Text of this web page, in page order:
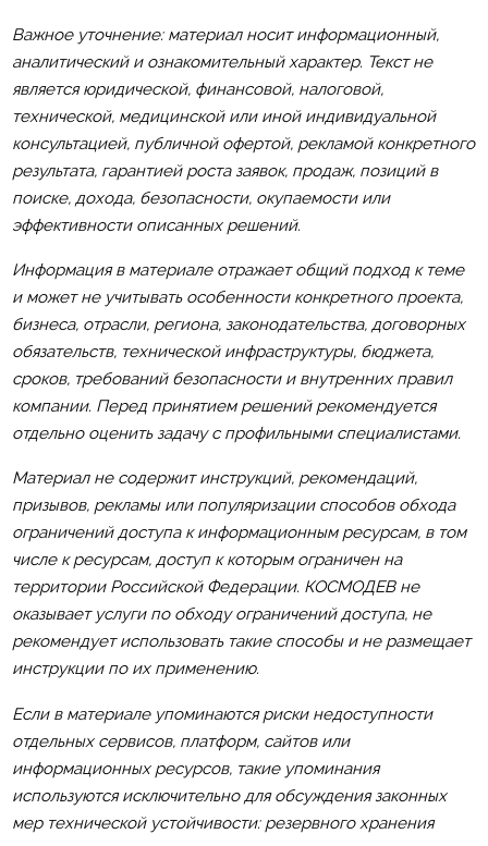
Важное уточнение: материал носит информационный,
аналитический и ознакомительный характер. Текст не
является юридической, финансовой, налоговой,
технической, медицинской или иной индивидуальной
консультацией, публичной офертой, рекламой конкретного
результата, гарантией роста заявок, продаж, позиций в
поиске, дохода, безопасности, окупаемости или
эффективности описанных решений.
Информация в материале отражает общий подход к теме
и может не учитывать особенности конкретного проекта,
бизнеса, отрасли, региона, законодательства, договорных
обязательств, технической инфраструктуры, бюджета,
сроков, требований безопасности и внутренних правил
компании. Перед принятием решений рекомендуется
отдельно оценить задачу с профильными специалистами.
Материал не содержит инструкций, рекомендаций,
призывов, рекламы или популяризации способов обхода
ограничений доступа к информационным ресурсам, в том
числе к ресурсам, доступ к которым ограничен на
территории Российской Федерации. КОСМОДЕВ не
оказывает услуги по обходу ограничений доступа, не
рекомендует использовать такие способы и не размещает
инструкции по их применению.
Если в материале упоминаются риски недоступности
отдельных сервисов, платформ, сайтов или
информационных ресурсов, такие упоминания
используются исключительно для обсуждения законных
мер технической устойчивости: резервного хранения